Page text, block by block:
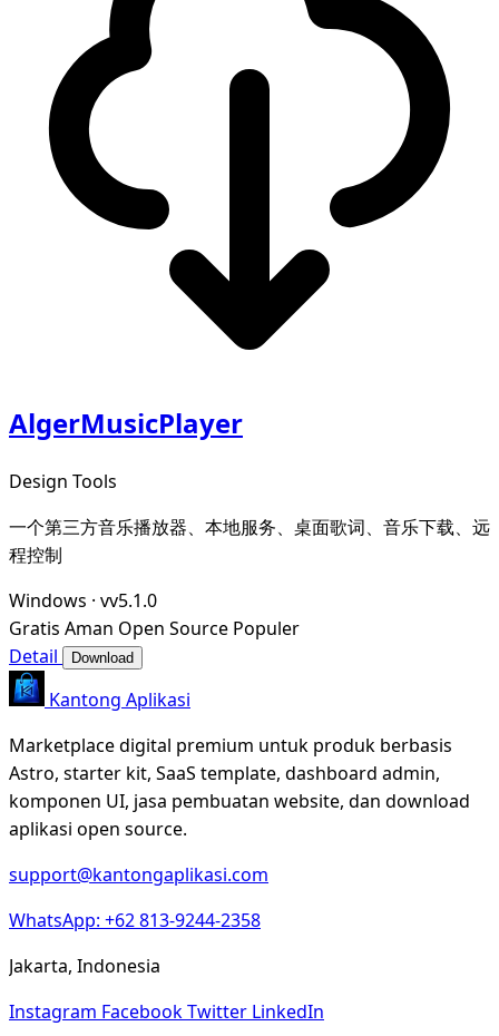
AlgerMusicPlayer
Design Tools
一个第三方音乐播放器、本地服务、桌面歌词、音乐下载、远
程控制
Windows · vv5.1.0
Gratis Aman Open Source Populer
Detail
Download
Kantong Aplikasi
Marketplace digital premium untuk produk berbasis
Astro, starter kit, SaaS template, dashboard admin,
komponen UI, jasa pembuatan website, dan download
aplikasi open source.
support@kantongaplikasi.com
WhatsApp: +62 813-9244-2358
Jakarta, Indonesia
Instagram FacebookTwitter LinkedIn